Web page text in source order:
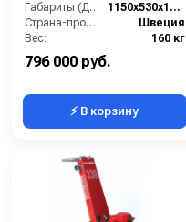
Габариты (ДхШхВ):
1150х530х1100
Страна-производитель:
Швеция
Вес:
160 кг
796 000 руб.
⚡ В корзину